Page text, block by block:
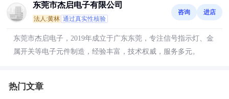
东莞市杰启电子有限公司
法人:黄林 通过真实性核验
咨询 进店
东莞市杰启电子，2019年成立于广东东莞，专注信号指示灯、金
属开关等电子元件制造，经验丰富，技术权威，服务多元。
热门文章